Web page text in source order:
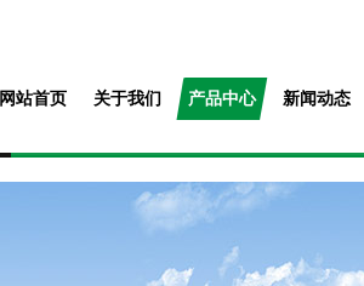
网站首页 关于我们 产品中心 新闻动态